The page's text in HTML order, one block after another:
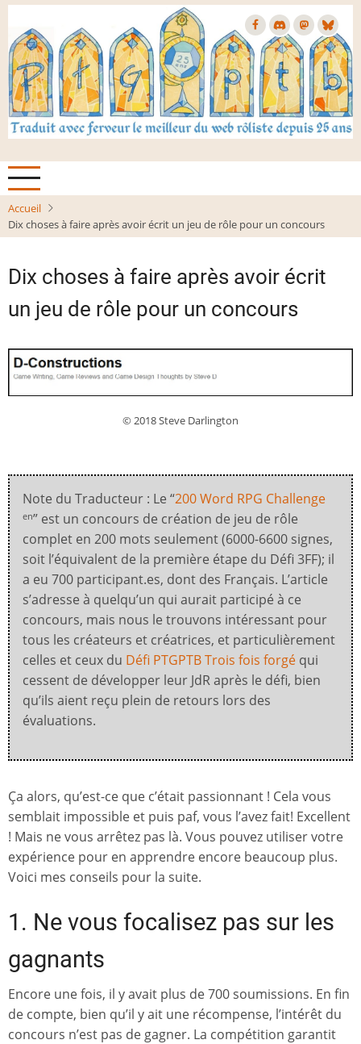
Aller
contenu
principal
Accueil
Dix choses à faire après avoir écrit un jeu de rôle pour un concours
Dix choses à faire après avoir écrit
un jeu de rôle pour un concours
© 2018 Steve Darlington
Note du Traducteur : Le “200 Word RPG Challenge
en” est un concours de création de jeu de rôle
complet en 200 mots seulement (6000-6600 signes,
soit l’équivalent de la première étape du Défi 3FF); il
a eu 700 participant.es, dont des Français. L’article
s’adresse à quelqu’un qui aurait participé à ce
concours, mais nous le trouvons intéressant pour
tous les créateurs et créatrices, et particulièrement
celles et ceux du Défi PTGPTB Trois fois forgé qui
cessent de développer leur JdR après le défi, bien
qu’ils aient reçu plein de retours lors des
évaluations.
Ça alors, qu’est-ce que c’était passionnant ! Cela vous
semblait impossible et puis paf, vous l’avez fait! Excellent
! Mais ne vous arrêtez pas là. Vous pouvez utiliser votre
expérience pour en apprendre encore beaucoup plus.
Voici mes conseils pour la suite.
1. Ne vous focalisez pas sur les
gagnants
Encore une fois, il y avait plus de 700 soumissions. En fin
de compte, bien qu’il y ait une récompense, l’intérêt du
concours n’est pas de gagner. La compétition garantit